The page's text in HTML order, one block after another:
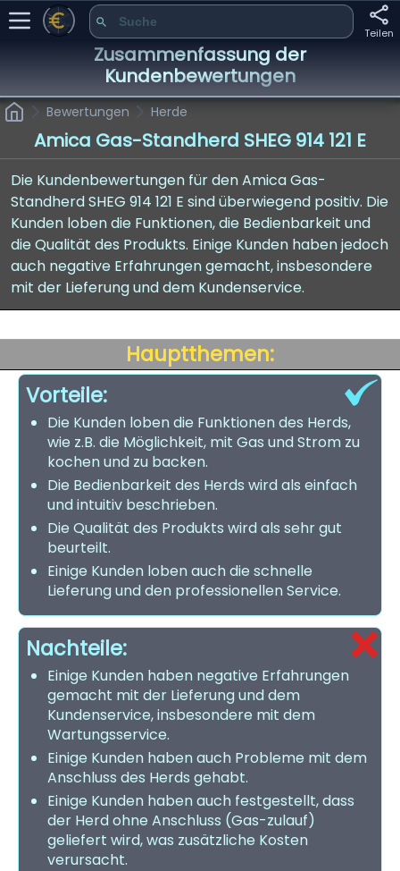
Teilen
Zusammenfassung der
Kundenbewertungen
Bewertungen Herde
Amica Gas-Standherd SHEG 914 121 E
Die Kundenbewertungen für den Amica Gas-
Standherd SHEG 914 121 E sind überwiegend positiv. Die
Kunden loben die Funktionen, die Bedienbarkeit und
die Qualität des Produkts. Einige Kunden haben jedoch
auch negative Erfahrungen gemacht, insbesondere
mit der Lieferung und dem Kundenservice.
Hauptthemen:
Vorteile:
Die Kunden loben die Funktionen des Herds,
wie z.B. die Möglichkeit, mit Gas und Strom zu
kochen und zu backen.
Die Bedienbarkeit des Herds wird als einfach
und intuitiv beschrieben.
Die Qualität des Produkts wird als sehr gut
beurteilt.
Einige Kunden loben auch die schnelle
Lieferung und den professionellen Service.
Nachteile:
Einige Kunden haben negative Erfahrungen
gemacht mit der Lieferung und dem
Kundenservice, insbesondere mit dem
Wartungsservice.
Einige Kunden haben auch Probleme mit dem
Anschluss des Herds gehabt.
Einige Kunden haben auch festgestellt, dass
der Herd ohne Anschluss (Gas-zulauf)
geliefert wird, was zusätzliche Kosten
verursacht.